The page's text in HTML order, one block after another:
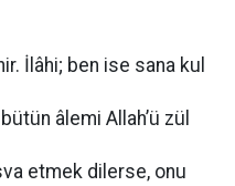
İlâhi; ben ise sana kul
âlemi Allah’ü zül
etmek dilerse, onu